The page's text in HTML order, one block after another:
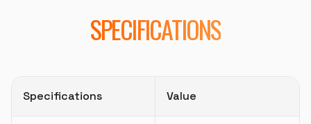
SPECIFICATIONS
Specifications Value